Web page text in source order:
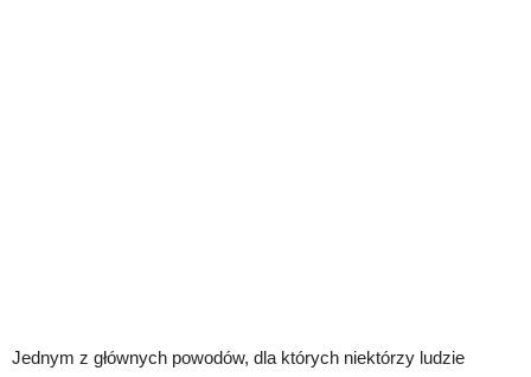
Jednym z głównych powodów, dla których niektórzy ludzie